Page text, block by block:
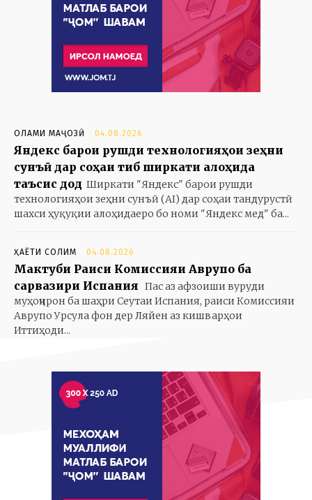
ОЛАМИ МАҶОЗӢ 04.08.2026
Яндекс барои рушди технологияҳои зеҳни
сунъӣ дар соҳаи тиб ширкати алоҳида
таъсис дод Ширкати "Яндекс" барои рушди
технологияҳои зеҳни сунъӣ (AI) дар соҳаи тандурустӣ
шахси ҳуқуқии алоҳидаеро бо номи "Яндекс мед" ба...
ҲАЁТИ СОЛИМ 04.08.2026
Мактуби Раиси Комиссияи Аврупо ба
сарвазири Испания Пас аз афзоиши вуруди
муҳоҷирон ба шаҳри Сеутаи Испания, раиси Комиссияи
Аврупо Урсула фон дер Ляйен аз кишварҳои
Иттиҳоди...